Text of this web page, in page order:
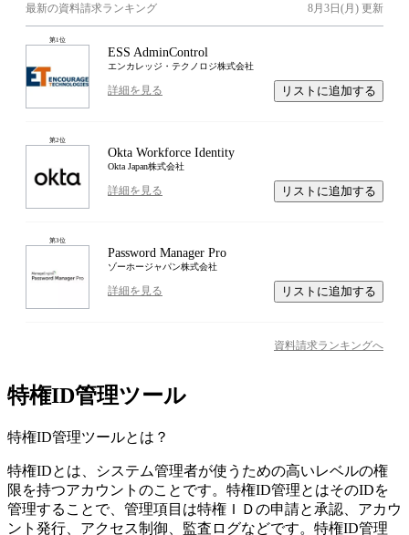
最新の資料請求ランキング 8月3日(月) 更新
第1位
ESS AdminControl
エンカレッジ・テクノロジ株式会社
詳細を見る リストに追加する
第2位
Okta Workforce Identity
Okta Japan株式会社
詳細を見る リストに追加する
第3位
Password Manager Pro
ゾーホージャパン株式会社
詳細を見る リストに追加する
資料請求ランキングへ
特権ID管理ツール
特権ID管理ツールとは？
特権IDとは、システム管理者が使うための高いレベルの権
限を持つアカウントのことです。特権ID管理とはそのIDを
管理することで、管理項目は特権ＩＤの申請と承認、アカウ
ント発行、アクセス制御、監査ログなどです。特権ID管理